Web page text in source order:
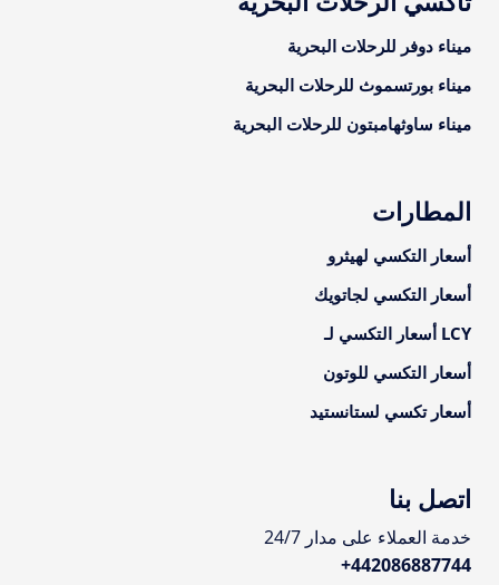
ميناء دوفر للرحلات البحرية
ميناء بورتسموث للرحلات البحرية
ميناء ساوثهامبتون للرحلات البحرية
المطارات
أسعار التكسي لهيثرو
أسعار التكسي لجاتويك
LCY أسعار التكسي لـ
أسعار التكسي للوتون
أسعار تكسي لستانستيد
اتصل بنا
خدمة العملاء على مدار 24/7
+442086887744